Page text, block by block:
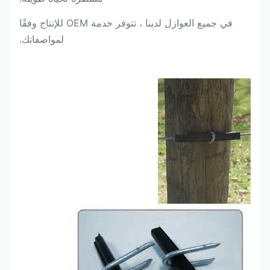
في جميع العوازل لدينا ، تتوفر خدمة OEM للإنتاج وفقًا
لمواصفاتك.